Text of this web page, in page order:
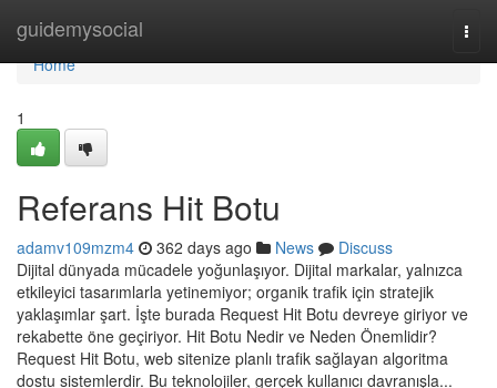
guidemysocial
Home
Home
1
Referans Hit Botu
adamv109mzm4 362 days ago News
Discuss
Dijital dünyada mücadele yoğunlaşıyor. Dijital markalar, yalnızca
etkileyici tasarımlarla yetinemiyor; organik trafik için stratejik
yaklaşımlar şart. İşte burada Request Hit Botu devreye giriyor ve
rekabette öne geçiriyor. Hit Botu Nedir ve Neden Önemlidir?
Request Hit Botu, web sitenize planlı trafik sağlayan algoritma
dostu sistemlerdir. Bu teknolojiler, gerçek kullanıcı davranışla...